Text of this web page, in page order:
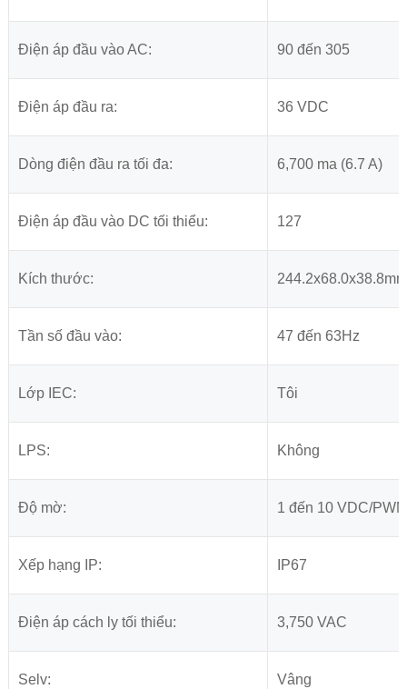
Điện áp đầu vào AC: 90 đến 305
Điện áp đầu ra: 36 VDC
Dòng điện đầu ra tối đa: 6,700 ma (6.7 A)
Điện áp đầu vào DC tối thiểu: 127
Kích thước: 244.2x68.0x38.8mm
Tần số đầu vào: 47 đến 63Hz
Lớp IEC: Tôi
LPS: Không
Độ mờ: 1 đến 10 VDC/
Xếp hạng IP: IP67
Điện áp cách ly tối thiểu: 3,750 VAC
Selv: Vâng